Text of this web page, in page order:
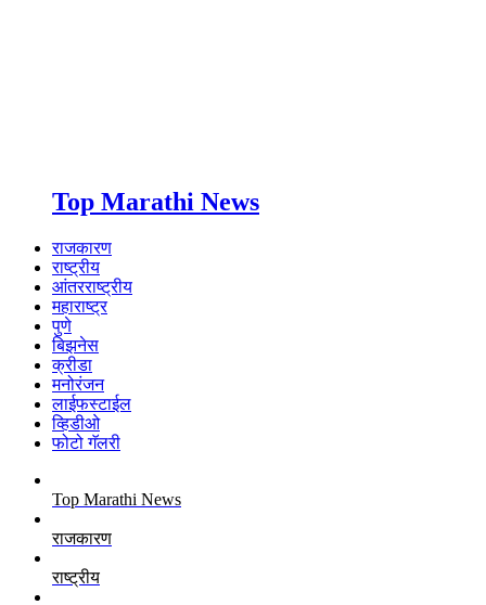
Top Marathi News
राजकारण
राष्ट्रीय
आंतरराष्ट्रीय
महाराष्ट्र
पुणे
बिझनेस
क्रीडा
मनोरंजन
लाईफस्टाईल
व्हिडीओ
फोटो गॅलरी
Top Marathi News
राजकारण
राष्ट्रीय